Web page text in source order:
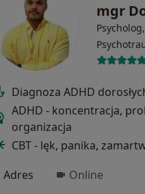
mgr
Diagnoza ADHD
ADHD - koncentracja,
organizacja
CBT - lęk, panika,
Adres
Online